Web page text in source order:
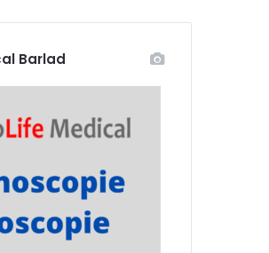
Barlad